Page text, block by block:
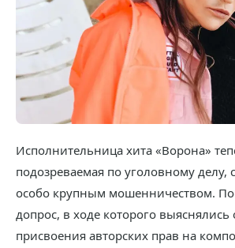
Исполнительница хита «Ворона»
подозреваемая по уголовному делу,
особо крупным мошенничеством.
допрос, в ходе которого выяснялись
присвоения авторских прав на